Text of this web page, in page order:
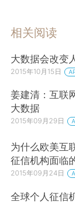
相关阅读
大数据会改变
2015年10月15日
姜建清：互联
大数据
2015年09月29日
为什么欧美互
征信机构面临
2015年09月24日
全球个人征信